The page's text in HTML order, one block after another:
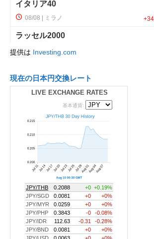
提供は Investing.com
現在の日本円交換レート
LIVE EXCHANGE RATES